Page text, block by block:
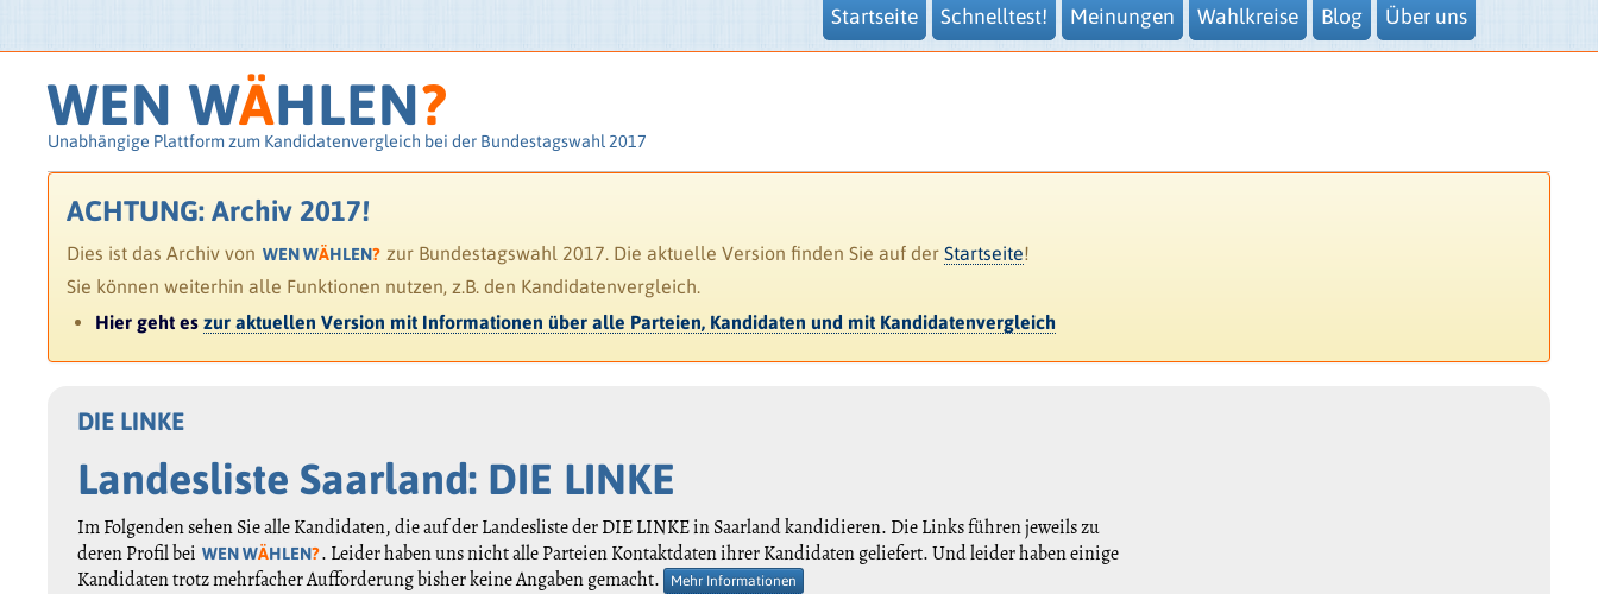
Startseite Schnelltest! Meinungen Wahlkreise Blog Über uns
WEN WÄHLEN?
Unabhängige Plattform zum Kandidatenvergleich bei der Bundestagswahl 2017
ACHTUNG: Archiv 2017!
Dies ist das Archiv von WEN WÄHLEN? zur Bundestagswahl 2017. Die aktuelle Version finden Sie auf derStartseite!
Sie können weiterhin alle Funktionen nutzen, z.B. den Kandidatenvergleich.
Hier geht eszur aktuellen Version mit Informationen über alle Parteien, Kandidaten und mit Kandidatenvergleich
DIE LINKE
Landesliste Saarland: DIE LINKE
Im Folgenden sehen Sie alle Kandidaten, die auf der Landesliste der DIE LINKE in Saarland kandidieren. Die Links führen jeweils zu
deren Profil bei WEN WÄHLEN?. Leider haben uns nicht alle Parteien Kontaktdaten ihrer Kandidaten geliefert. Und leider haben einige
Kandidaten trotz mehrfacher Aufforderung bisher keine Angaben gemacht.
Mehr Informationen